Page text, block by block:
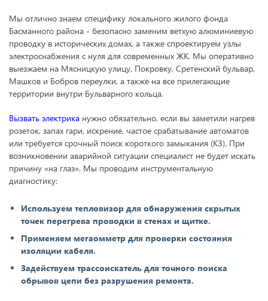
Мы отлично знаем специфику локального жилого фонда
Басманного района - безопасно заменим ветхую алюминиевую
проводку в исторических домах, а также спроектируем узлы
электроснабжения с нуля для современных ЖК. Мы оперативно
выезжаем на Мясницкую улицу, Покровку, Сретенский бульвар,
Машков и Бобров переулки, а также на все прилегающие
территории внутри Бульварного кольца.
Вызвать электрика нужно обязательно, если вы заметили нагрев
розеток, запах гари, искрение, частое срабатывание автоматов
или требуется срочный поиск короткого замыкания (КЗ). При
возникновении аварийной ситуации специалист не будет искать
причину «на глаз». Мы проводим инструментальную
диагностику:
Используем тепловизор для обнаружения скрытых
точек перегрева проводки в стенах и щитке.
Применяем мегаомметр для проверки состояния
изоляции кабеля.
Задействуем трассоискатель для точного поиска
обрывов цепи без разрушения ремонта.